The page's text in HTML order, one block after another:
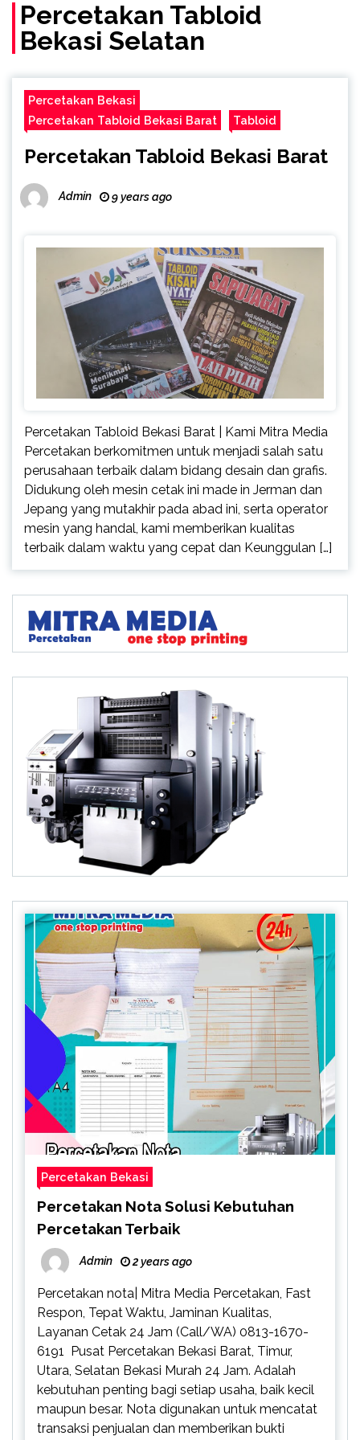
Percetakan Tabloid
Bekasi Selatan
Percetakan Bekasi
Percetakan Tabloid Bekasi Barat
Tabloid
Percetakan Tabloid Bekasi Barat
Admin 9 years ago
Percetakan Tabloid Bekasi Barat | Kami Mitra Media
Percetakan berkomitmen untuk menjadi salah satu
perusahaan terbaik dalam bidang desain dan grafis.
Didukung oleh mesin cetak ini made in Jerman dan
Jepang yang mutakhir pada abad ini, serta operator
mesin yang handal, kami memberikan kualitas
terbaik dalam waktu yang cepat dan Keunggulan […]
Percetakan Bekasi
Percetakan Nota Solusi Kebutuhan
Percetakan Terbaik
Admin 2 years ago
Percetakan nota| Mitra Media Percetakan, Fast
Respon, Tepat Waktu, Jaminan Kualitas,
Layanan Cetak 24 Jam (Call/WA) 0813-1670-
6191 Pusat Percetakan Bekasi Barat, Timur,
Utara, Selatan Bekasi Murah 24 Jam. Adalah
kebutuhan penting bagi setiap usaha, baik kecil
maupun besar. Nota digunakan untuk mencatat
transaksi penjualan dan memberikan bukti